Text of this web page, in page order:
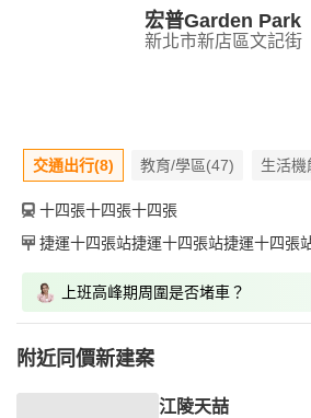
宏普Garden Park
新北市新店區文記街
交通出行(8) 教育/學區(47) 生活機
十四張十四張十四張
捷運十四張站捷運十四張站捷運十四張
上班高峰期周圍是否堵車？
附近同價新建案
江陵天喆